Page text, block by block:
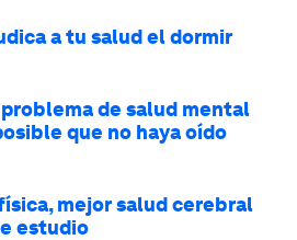
a tu salud el dormir
de salud mental
que no haya oído
mejor salud cerebral
estudio